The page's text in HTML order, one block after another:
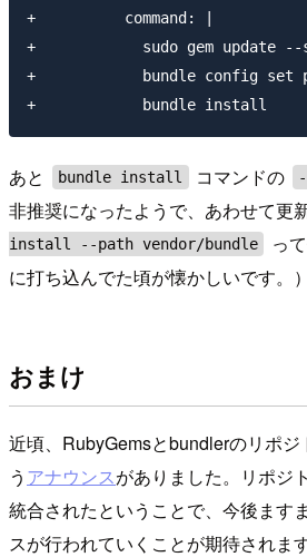
+          command: |
+            sudo gem update --
+            bundle config set
あと bundle install コマンドの
非推奨になったようで、あわせて更
install --path vendor/bundle
っ
に打ち込んでた頃が懐かしいです。）
おまけ
近頃、RubyGemsとbundlerのリポ
う アナウンスがありました。リポジ
統合されたということで、今後ます
スが行われていくことが期待されま